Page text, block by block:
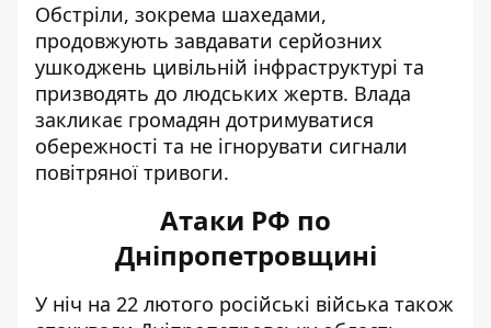
Обстріли, зокрема шахедами,
продовжують завдавати серйозних
ушкоджень цивільній інфраструктурі та
призводять до людських жертв. Влада
закликає громадян дотримуватися
обережності та не ігнорувати сигнали
повітряної тривоги.
Атаки РФ по
Дніпропетровщині
У ніч на 22 лютого російські війська також